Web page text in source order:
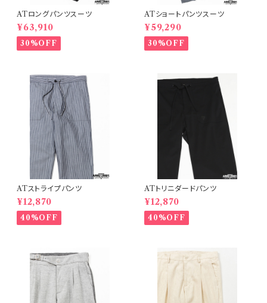
ATロングパンツスーツ
¥63,910
30%OFF
ATショートパンツスーツ
¥59,290
30%OFF
ATストライプパンツ
¥12,870
40%OFF
ATトリニダードパンツ
¥12,870
40%OFF